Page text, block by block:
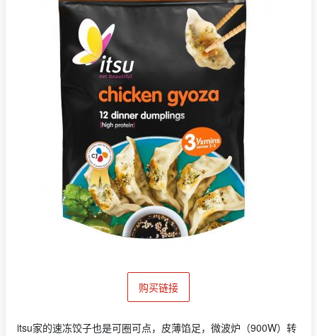
购买链接
itsu家的速冻饺子也是可圈可点，皮薄馅足，微波炉（900W）转